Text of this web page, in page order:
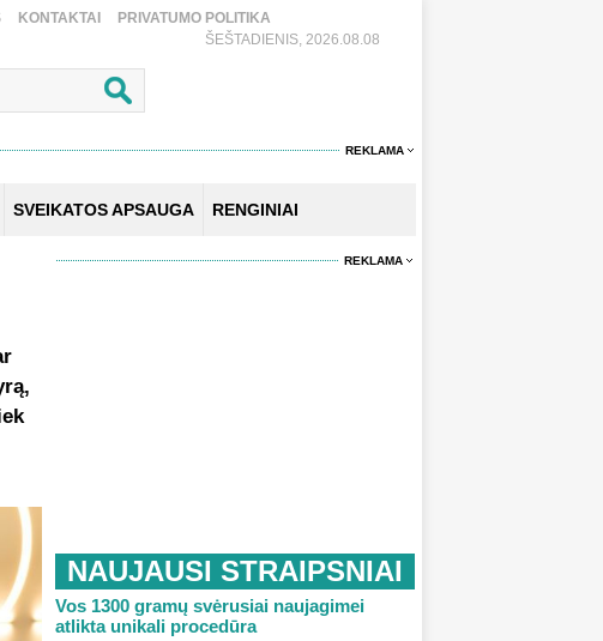
KONTAKTAI
PRIVATUMO POLITIKA
ŠEŠTADIENIS, 2026.08.08
REKLAMA
SVEIKATOS APSAUGA RENGINIAI
REKLAMA
NAUJAUSI STRAIPSNIAI
Vos 1300 gramų svėrusiai naujagimei
atlikta unikali procedūra